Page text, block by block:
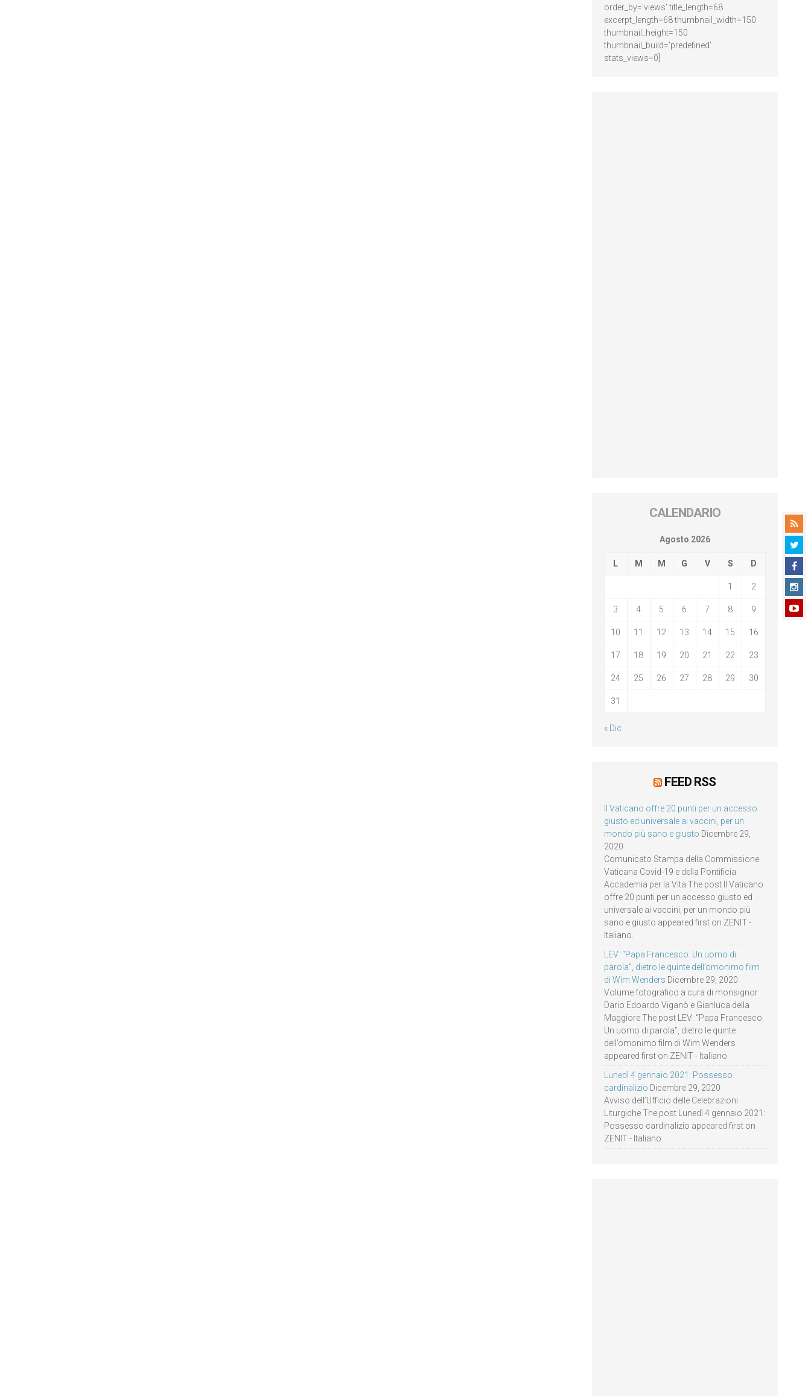
order_by='views' title_length=68
excerpt_length=68 thumbnail_width=150
thumbnail_height=150
thumbnail_build='predefined'
stats_views=0]
CALENDARIO
Agosto 2026
L M M G V S D
1 2
3 4 5 6 7 8 9
10 11 12 13 14 15 16
17 18 19 20 21 22 23
24 25 26 27 28 29 30
31
« Dic
FEED RSS
Il Vaticano offre 20 punti per un accesso
giusto ed universale ai vaccini, per un
mondo più sano e giusto Dicembre 29,
2020
Comunicato Stampa della Commissione
Vaticana Covid-19 e della Pontificia
Accademia per la Vita The post Il Vaticano
offre 20 punti per un accesso giusto ed
universale ai vaccini, per un mondo più
sano e giusto appeared first on ZENIT -
Italiano.
LEV: “Papa Francesco. Un uomo di
parola”, dietro le quinte dell’omonimo film
di Wim Wenders Dicembre 29, 2020
Volume fotografico a cura di monsignor
Dario Edoardo Viganò e Gianluca della
Maggiore The post LEV: “Papa Francesco.
Un uomo di parola”, dietro le quinte
dell’omonimo film di Wim Wenders
appeared first on ZENIT - Italiano.
Lunedì 4 gennaio 2021: Possesso
cardinalizio Dicembre 29, 2020
Avviso dell’Ufficio delle Celebrazioni
Liturgiche The post Lunedì 4 gennaio 2021:
Possesso cardinalizio appeared first on
ZENIT - Italiano.